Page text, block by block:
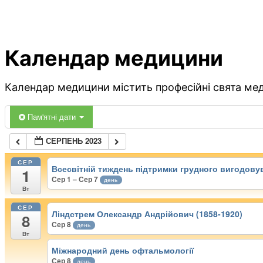
Календар медицини
Календар медицини містить професійні свята
Пам'ятні дати
СЕРПЕНЬ 2023
СЕР
1
Вт
Всесвітній тиждень підтримки грудного
Сер 1 – Сер 7 день
СЕР
8
Вт
Ліндстрем Олександр Андрійович (1858-1920)
Сер 8 день
Міжнародний день офтальмології
Сер 8 день